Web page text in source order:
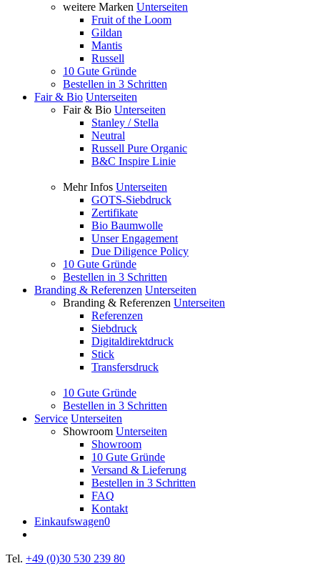
weitere Marken Unterseiten
Fruit of the Loom
Gildan
Mantis
Russell
10 Gute Gründe
Bestellen in 3 Schritten
Fair & Bio Unterseiten
Fair & Bio Unterseiten
Stanley / Stella
Neutral
Russell Pure Organic
B&C Inspire Linie
Mehr Infos Unterseiten
GOTS-Siebdruck
Zertifikate
Bio Baumwolle
Unser Engagement
Due Diligence Policy
10 Gute Gründe
Bestellen in 3 Schritten
Branding & Referenzen Unterseiten
Branding & Referenzen Unterseiten
Referenzen
Siebdruck
Digitaldirektdruck
Stick
Transfersdruck
10 Gute Gründe
Bestellen in 3 Schritten
Service Unterseiten
Showroom Unterseiten
Showroom
10 Gute Gründe
Versand & Lieferung
Bestellen in 3 Schritten
FAQ
Kontakt
Einkaufswagen0
Tel. +49 (0)30 530 239 80